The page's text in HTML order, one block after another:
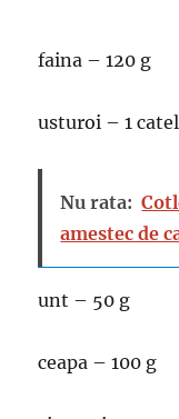
faina – 120 g
usturoi – 1 catel
Nu rata:
amestec de
unt – 50 g
ceapa – 100 g